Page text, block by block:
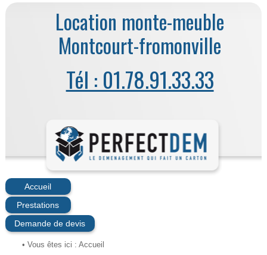
Location monte-meuble
Montcourt-fromonville
Tél : 01.78.91.33.33
Accueil
Prestations
Demande de devis
• Vous êtes ici : Accueil